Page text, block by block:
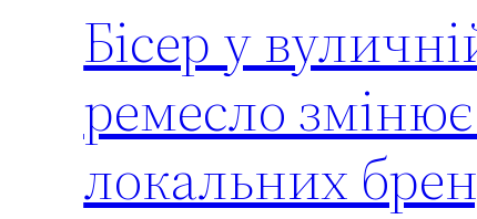
Бісер у
ремесло
локальних